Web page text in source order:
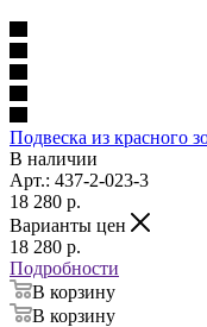
Подвеска из красного
В наличии
Арт.: 437-2-023-3
18 280 p.
Варианты цен
18 280 p.
Подробности
В корзину
В корзину